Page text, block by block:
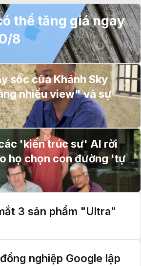
thể tăng giá ngay
8
sốc của Khánh Sky
nhiều view" và sự
'kiến trúc sư' AI rời
họ chọn con đường 'tự
3 sản phẩm "Ultra"
nghiệp Google lập